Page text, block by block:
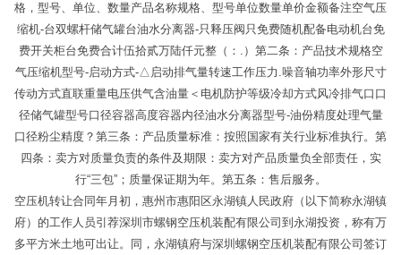
格，型号、单位、数量产品名称规格、型号单位数量单价金额备注空气压
缩机-台双螺杆储气罐台油水分离器-只释压阀只免费随机配备电动机台免
费开关柜台免费合计伍拾贰万陆仟元整（：.）第二条：产品技术规格空
气压缩机型号-启动方式-△启动排气量转速工作压力.噪音轴功率外形尺寸
传动方式直联重量电压供气含油量＜电机防护等级冷却方式风冷排气口口
径储气罐型号口径容器高度容器内径油水分离器型号-油份精度处理气量
口径粉尘精度？第三条：产品质量标准：按照国家有关行业标准执行。第
四条：卖方对质量负责的条件及期限：卖方对产品质量负全部责任，实
行“三包”；质量保证期为年。第五条：售后服务。
空压机转让合同年月初，惠州市惠阳区永湖镇人民政府（以下简称永湖镇
府）的工作人员引荐深圳市螺钢空压机装配有限公司到永湖投资，称有万
多平方米土地可出让。同，永湖镇府与深圳螺钢空压机装配有限公司签订